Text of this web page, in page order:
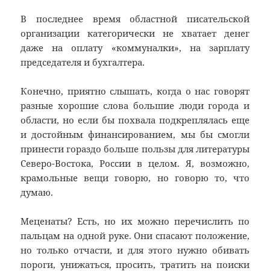
В последнее время областной писательской
организации категорически не хватает денег
даже на оплату «коммуналки», на зарплату
председателя и бухгалтера.
Конечно, приятно слышать, когда о нас говорят
разные хорошие слова большие люди города и
области, но если бы похвала подкреплялась еще
и достойным финансированием, мы бы смогли
принести гораздо больше пользы для литературы
Северо-Востока, России в целом. Я, возможно,
крамольные вещи говорю, но говорю то, что
думаю.
Меценаты? Есть, но их можно перечислить по
пальцам на одной руке. Они спасают положение,
но только отчасти, и для этого нужно обивать
пороги, унижаться, просить, тратить на поиски